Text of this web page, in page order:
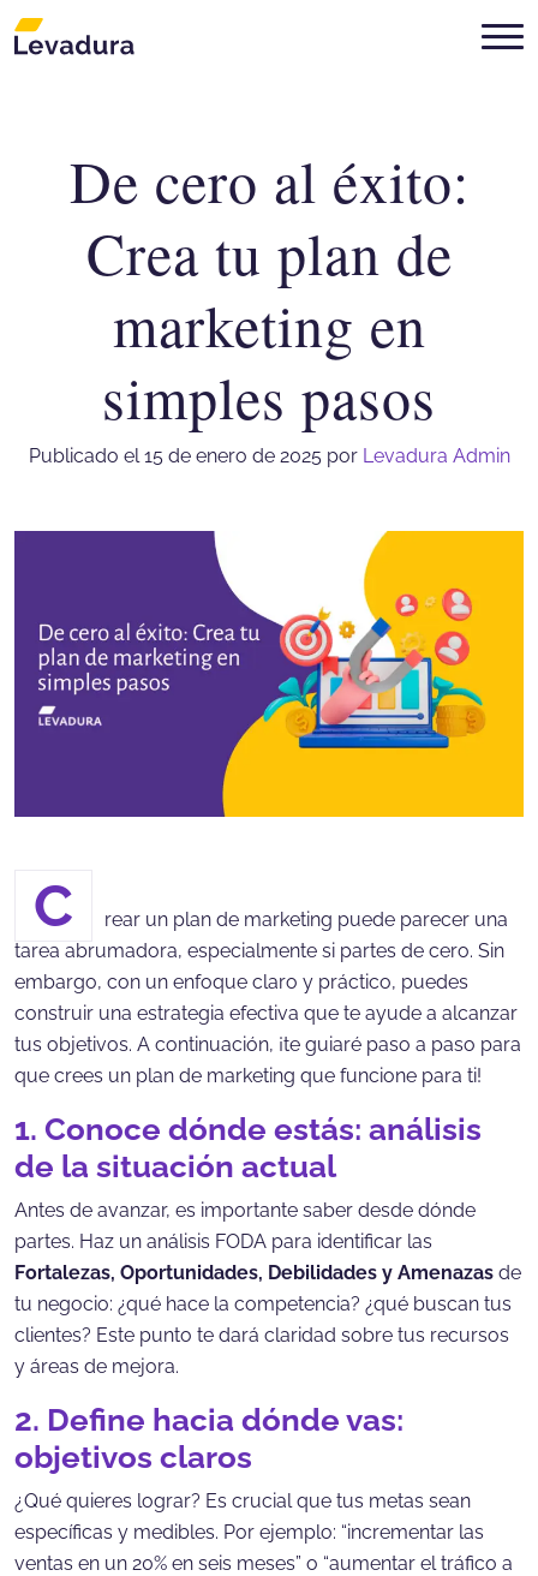
Agencia de marketing digital
De cero al éxito:
Crea tu plan de
marketing en
simples pasos
Publicado el 15 de enero de 2025 por Levadura Admin
C
rear un plan de marketing puede parecer una
tarea abrumadora, especialmente si partes de cero. Sin
embargo, con un enfoque claro y práctico, puedes
construir una estrategia efectiva que te ayude a alcanzar
tus objetivos. A continuación, ¡te guiaré paso a paso para
que crees un plan de marketing que funcione para ti!
1. Conoce dónde estás: análisis
de la situación actual
Antes de avanzar, es importante saber desde dónde
partes. Haz un análisis FODA para identificar las
Fortalezas, Oportunidades, Debilidades y Amenazas de
tu negocio: ¿qué hace la competencia? ¿qué buscan tus
clientes? Este punto te dará claridad sobre tus recursos
y áreas de mejora.
2. Define hacia dónde vas:
objetivos claros
¿Qué quieres lograr? Es crucial que tus metas sean
específicas y medibles. Por ejemplo: “incrementar las
ventas en un 20% en seis meses” o “aumentar el tráfico a